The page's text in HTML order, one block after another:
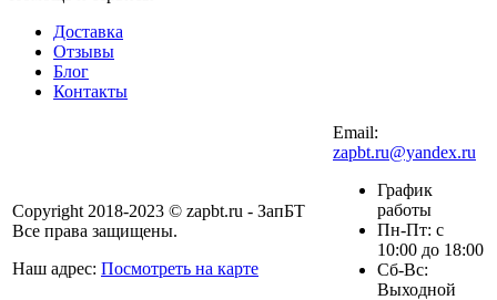
Доставка
Отзывы
Блог
Контакты
Copyright 2018-2023 © zapbt.ru - ЗапБТ
Все права защищены.
Наш адрес: Посмотреть на карте
Email:
zapbt.ru@yandex.ru
График
работы
Пн-Пт: с
10:00 до 18:00
Сб-Вс:
Выходной